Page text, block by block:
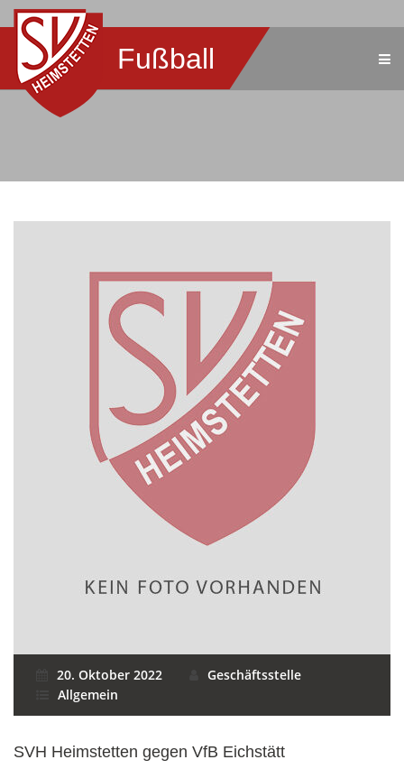
Fußball
20. Oktober 2022
Geschäftsstelle
Allgemein
SVH Heimstetten gegen VfB Eichstätt